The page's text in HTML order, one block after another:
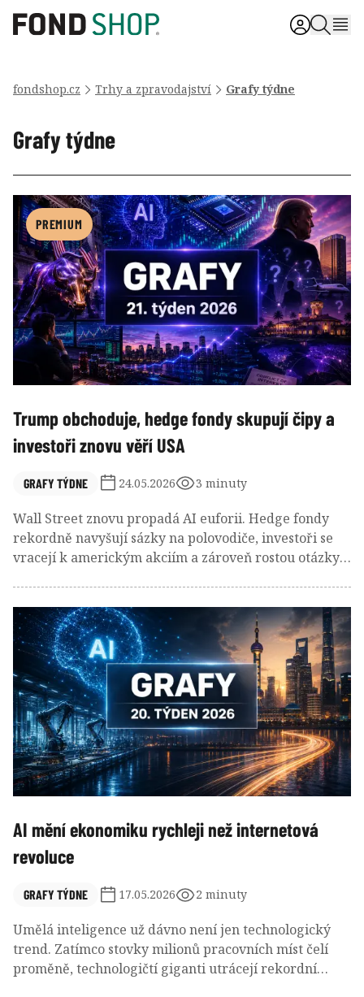
fondshop.cz Trhy a zpravodajství Grafy týdne
Grafy týdne
PREMIUM
Trump obchoduje, hedge fondy skupují čipy a
investoři znovu věří USA
GRAFY TÝDNE 24.05.2026 3 minuty
Wall Street znovu propadá AI euforii. Hedge fondy
rekordně navyšují sázky na polovodiče, investoři se
vracejí k americkým akciím a zároveň rostou otázky
boomu.
AI mění ekonomiku rychleji než internetová
revoluce
GRAFY TÝDNE 17.05.2026 2 minuty
Umělá inteligence už dávno není jen technologický
trend. Zatímco stovky milionů pracovních míst čelí
proměně, technologičtí giganti utrácejí rekordní